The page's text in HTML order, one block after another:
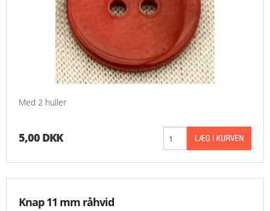
Med 2 huller
5,00 DKK
Knap 11 mm råhvid